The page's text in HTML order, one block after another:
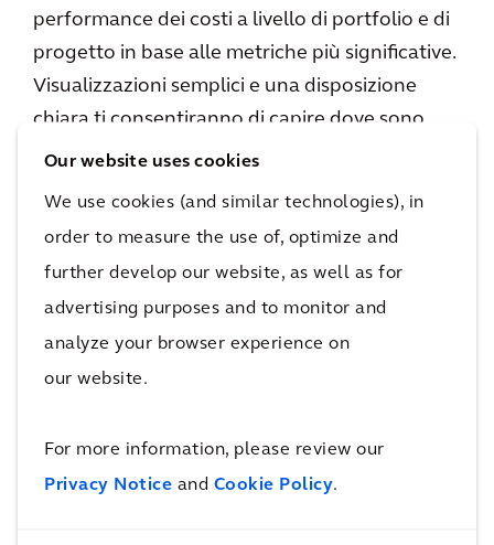
Our website uses cookies
We use cookies (and similar technologies), in
order to measure the use of, optimize and
further develop our website, as well as for
advertising purposes and to monitor and
analyze your browser experience on
our website.
For more information, please review our
Privacy Notice and Cookie Policy.
performance dei costi a livello di portfolio e di
progetto in base alle metriche più significative.
Visualizzazioni semplici e una disposizione
chiara ti consentiranno di capire dove sono
cambiati i costi e perché, nonché l'impatto
Il database di benchmarking dei costi di
progetto integrato in Cost Clarity agevolerà i
confronti delle metriche dei dati, aiutando i
progettisti a massimizzare il valore.
Raccogli in un'unica posizione tutti i piani dei
costi, i report e le comunicazioni via e-mail per